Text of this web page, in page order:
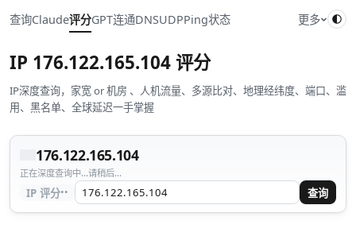
查询Claude评分GPT连通DNSUDPPing状态 更多
IP 176.122.165.104 评分
IP深度查询，家宽 or 机房 、人机流量、多源比对、地理经纬度、端口、滥
用、黑名单、全球延迟一手掌握
176.122.165.104
正在深度查询中...请稍后...
IP 评分·· 查询